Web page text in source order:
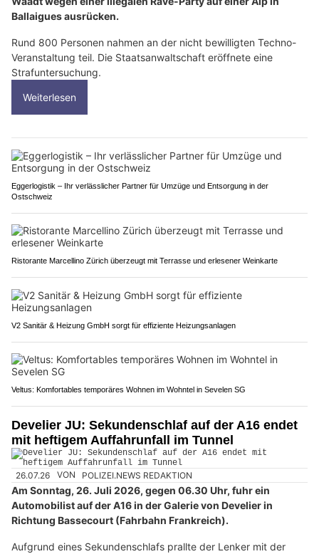
Ballaigues ausrücken.
Rund 800 Personen nahmen an der nicht bewilligten Techno-
Veranstaltung teil. Die Staatsanwaltschaft eröffnete eine
Strafuntersuchung.
Weiterlesen
Eggerlogistik – Ihr verlässlicher Partner für Umzüge und Entsorgung in der
Ostschweiz
Ristorante Marcellino Zürich überzeugt mit Terrasse und erlesener Weinkarte
V2 Sanitär & Heizung GmbH sorgt für effiziente Heizungsanlagen
Veltus: Komfortables temporäres Wohnen im Wohntel in Sevelen SG
Develier JU: Sekundenschlaf auf der A16 endet
mit heftigem Auffahrunfall im Tunnel
26.07.26 VON POLIZEI.NEWS REDAKTION
Am Sonntag, 26. Juli 2026, gegen 06.30 Uhr, fuhr ein
Automobilist auf der A16 in der Galerie von Develier in
Richtung Bassecourt (Fahrbahn Frankreich).
Aufgrund eines Sekundenschlafs prallte der Lenker mit der